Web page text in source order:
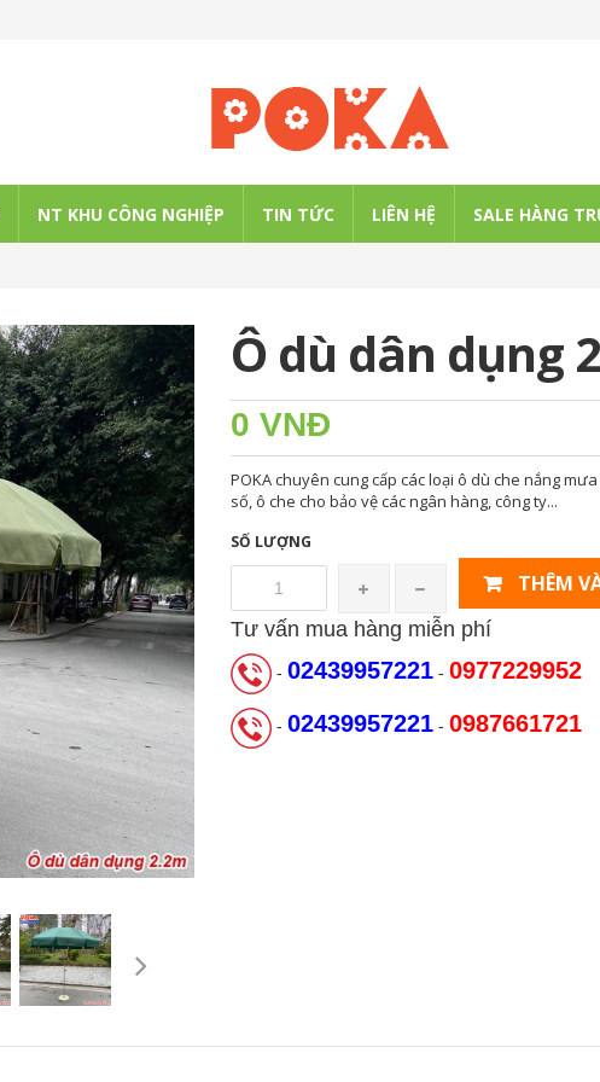
NT KHU CÔNG NGHIỆP TIN TỨC LIÊN HỆ SALE HÀNG
Ô dù dân dụng
0 VNĐ
POKA chuyên cung cấp các loại ô dù che nắng
số, ô che cho bảo vệ các ngân hàng, công ty...
SỐ LƯỢNG
THÊM
Tư vấn mua hàng miễn phí
- 02439957221- 0977229952
- 02439957221- 0987661721